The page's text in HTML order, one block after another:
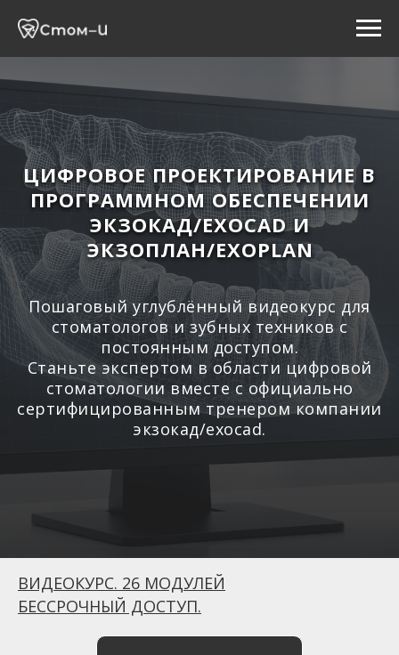
ЦИФРОВОЕ ПРОЕКТИРОВАНИЕ В
ПРОГРАММНОМ ОБЕСПЕЧЕНИИ
ЭКЗОКАД/EXOCAD И
ЭКЗОПЛАН/EXOPLAN
Пошаговый углублённый видеокурс для
стоматологов и зубных техников с
постоянным доступом.
Станьте экспертом в области цифровой
стоматологии вместе с официально
сертифицированным тренером компании
экзокад/exocad.
ВИДЕОКУРС. 26 МОДУЛЕЙ
БЕССРОЧНЫЙ ДОСТУП.